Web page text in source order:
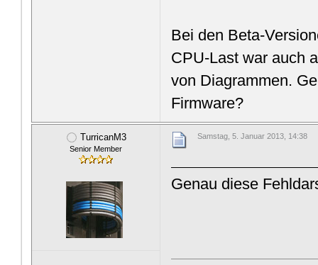
Bei den Beta-
CPU-Last war auch
von Diagrammen.
Firmware?
TurricanM3
Senior Member
Samstag, 5. Januar 2013, 14:38
Genau diese